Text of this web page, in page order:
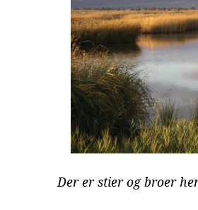
Der er stier og broer